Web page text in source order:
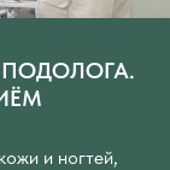
и ногтей,